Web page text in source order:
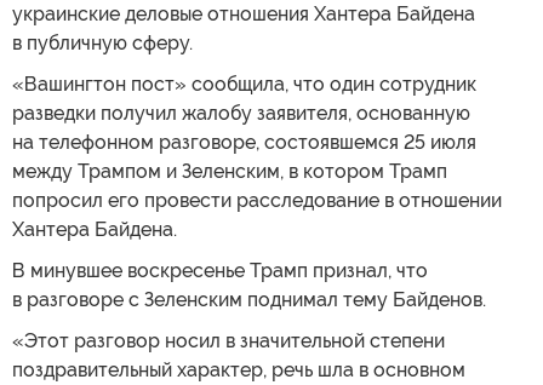
украинские деловые отношения Хантера Байдена
в публичную сферу.
«Вашингтон пост» сообщила, что один сотрудник
разведки получил жалобу заявителя, основанную
на телефонном разговоре, состоявшемся 25 июля
между Трампом и Зеленским, в котором Трамп
попросил его провести расследование в отношении
Хантера Байдена.
В минувшее воскресенье Трамп признал, что
в разговоре с Зеленским поднимал тему Байденов.
«Этот разговор носил в значительной степени
поздравительный характер, речь шла в основном